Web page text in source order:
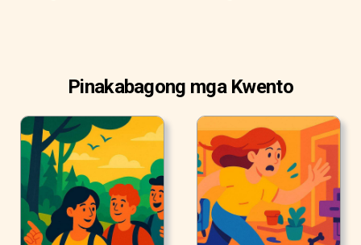
Pinakabagong mga Kwento